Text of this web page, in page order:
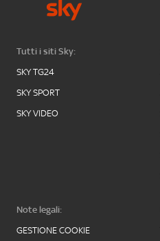
Tutti i siti Sky:
SKY TG24
SKY SPORT
SKY VIDEO
Note legali:
GESTIONE COOKIE